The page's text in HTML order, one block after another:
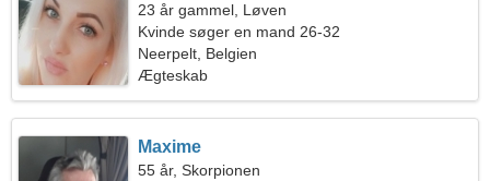
23 år gammel, Løven
Kvinde søger en mand 26-32
Neerpelt, Belgien
Ægteskab
Maxime
55 år, Skorpionen